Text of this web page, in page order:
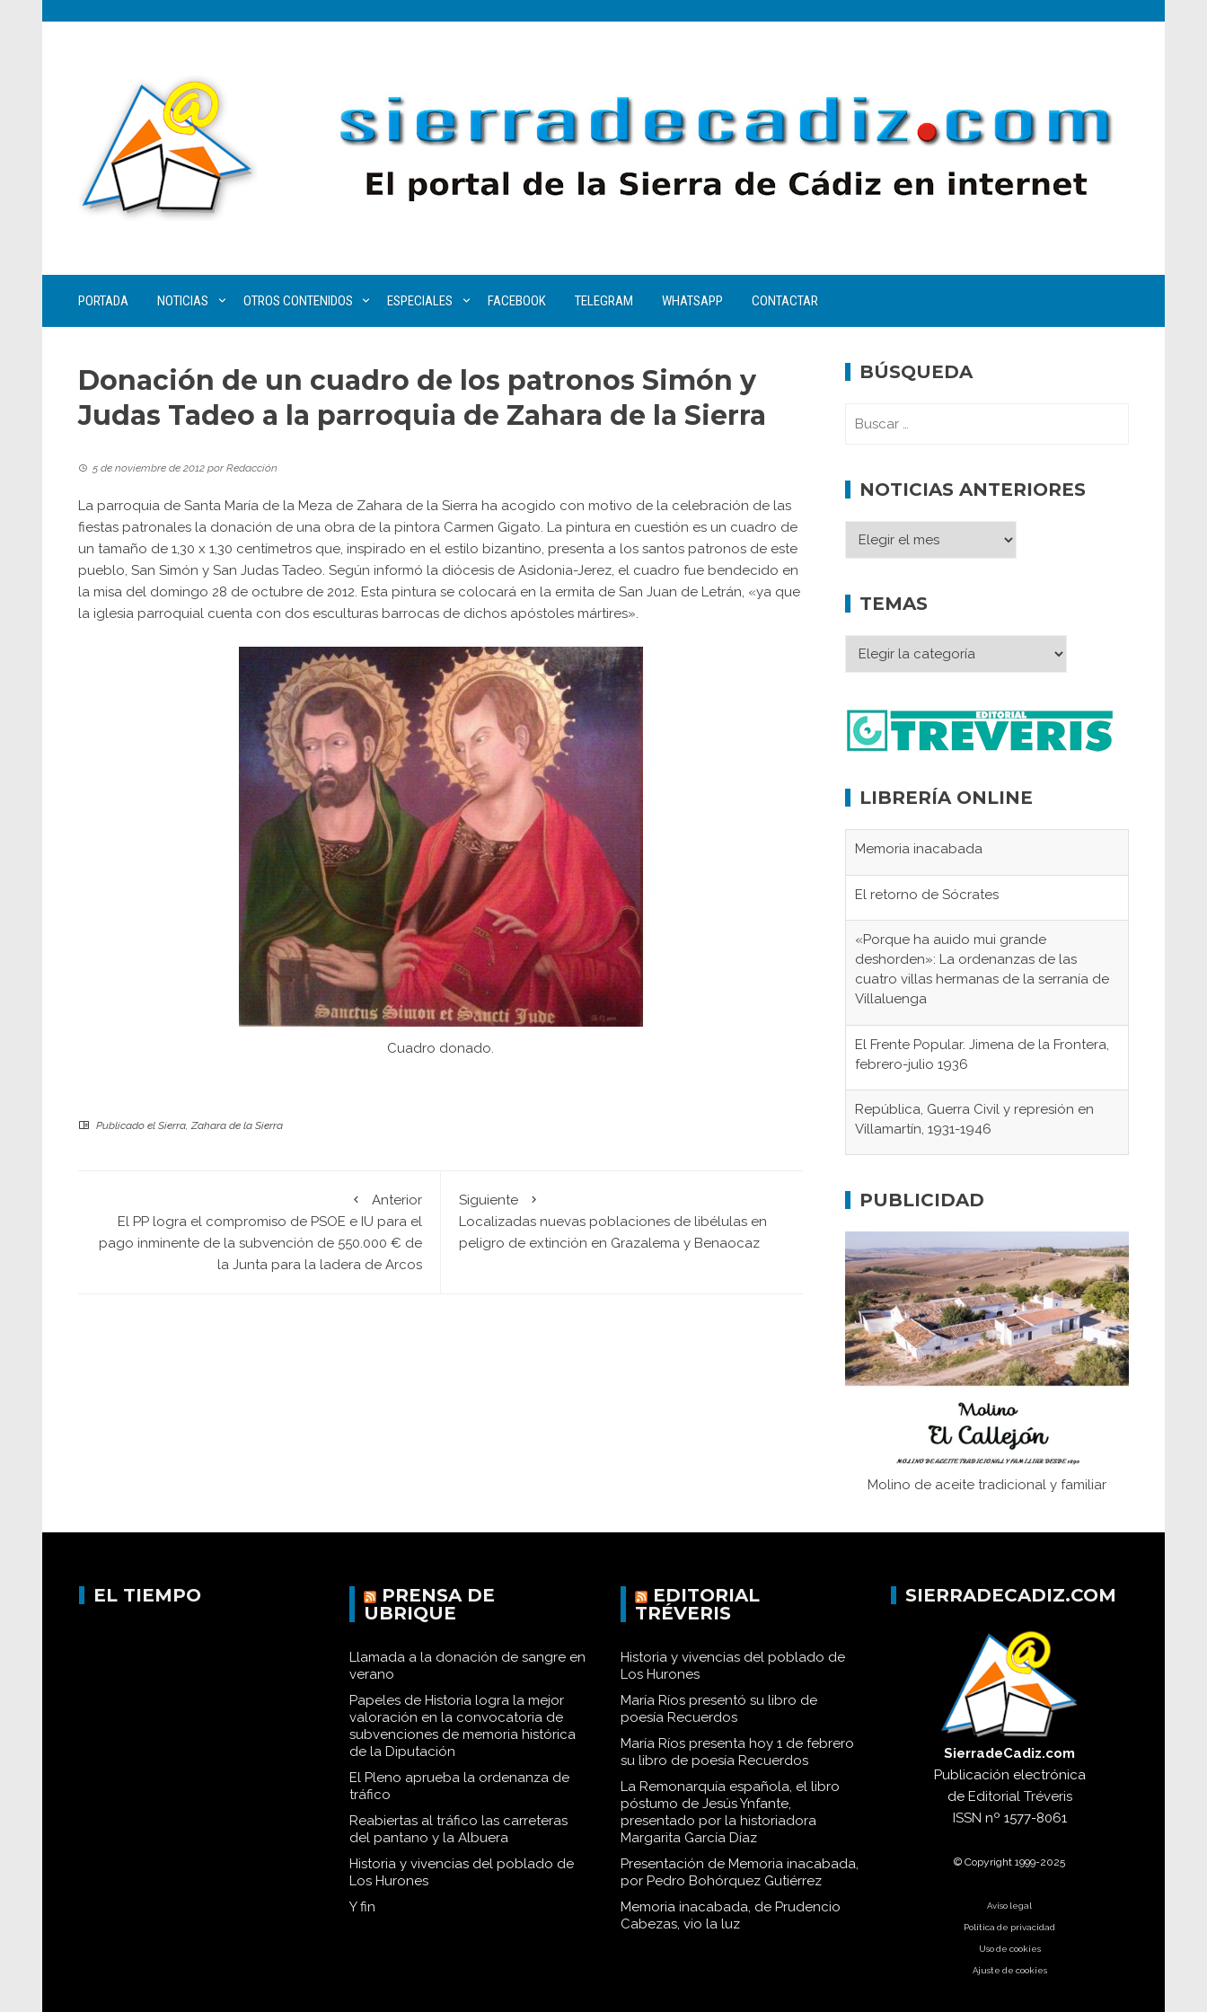
PORTADA NOTICIAS OTROS CONTENIDOS ESPECIALES FACEBOOK TELEGRAM WHATSAPP CONTACTAR
Donación de un cuadro de los patronos Simón y
Judas Tadeo a la parroquia de Zahara de la Sierra
5 de noviembre de 2012 porRedacción
La parroquia de Santa María de la Meza de Zahara de la Sierra ha acogido con motivo de la celebración de las
fiestas patronales la donación de una obra de la pintora Carmen Gigato. La pintura en cuestión es un cuadro de
un tamaño de 1,30 x 1,30 centímetros que, inspirado en el estilo bizantino, presenta a los santos patronos de este
pueblo, San Simón y San Judas Tadeo. Según informó la diócesis de Asidonia-Jerez, el cuadro fue bendecido en
la misa del domingo 28 de octubre de 2012. Esta pintura se colocará en la ermita de San Juan de Letrán, «ya que
la iglesia parroquial cuenta con dos esculturas barrocas de dichos apóstoles mártires».
Cuadro donado.
Publicado el Sierra,Zahara de la Sierra
Anterior
El PP logra el compromiso de PSOE e IU para el
pago inminente de la subvención de 550.000 € de
la Junta para la ladera de Arcos
Siguiente
Localizadas nuevas poblaciones de libélulas en
peligro de extinción en Grazalema y Benaocaz
BÚSQUEDA
NOTICIAS ANTERIORES
TEMAS
LIBRERÍA ONLINE
Memoria inacabada
El retorno de Sócrates
«Porque ha auido mui grande
deshorden»: La ordenanzas de las
cuatro villas hermanas de la serranía de
Villaluenga
El Frente Popular. Jimena de la Frontera,
febrero-julio 1936
República, Guerra Civil y represión en
Villamartín, 1931-1946
concentración nazis
fundaciones de Bornos
El Frente Popular. Ubrique, febrero-julio
1936
Juntar las letras. La alfabetización en el
campo: del afán de saber a la
Historia y vivencias del poblado de Los
PUBLICIDAD
Molino de aceite tradicional y familiar
EL TIEMPO
PRENSA DE
UBRIQUE
Llamada a la donación de sangre en
verano
Papeles de Historia logra la mejor
valoración en la convocatoria de
subvenciones de memoria histórica
de la Diputación
El Pleno aprueba la ordenanza de
tráfico
Reabiertas al tráfico las carreteras
del pantano y la Albuera
Historia y vivencias del poblado de
Los Hurones
Y fin
EDITORIAL
TRÉVERIS
Historia y vivencias del poblado de
Los Hurones
María Ríos presentó su libro de
poesía Recuerdos
María Ríos presenta hoy 1 de febrero
su libro de poesía Recuerdos
La Remonarquía española, el libro
póstumo de Jesús Ynfante,
presentado por la historiadora
Margarita García Díaz
Presentación de Memoria inacabada,
por Pedro Bohórquez Gutiérrez
Memoria inacabada, de Prudencio
Cabezas, vio la luz
SIERRADECADIZ.COM
SierradeCadiz.com
Publicación electrónica
de Editorial Tréveris
ISSN nº 1577-8061
© Copyright 1999-2025
Aviso legal
Política de privacidad
Uso de cookies
Ajuste de cookies